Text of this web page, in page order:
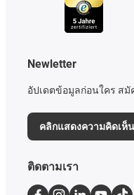
Newletter
อัปเดตข้อมูลก่อนใคร ส
คลิกแสดงความคิดเห็น
ติดตามเรา